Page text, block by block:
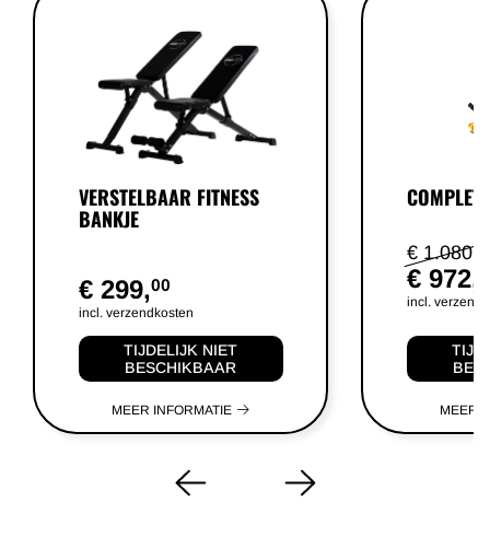
VERSTELBAAR FITNESS
BANKJE
€ 299,00
incl. verzendkosten
TIJDELIJK NIET
BESCHIKBAAR
MEER INFORMATIE
€ 1.080,
€ 972,
incl.
MEER